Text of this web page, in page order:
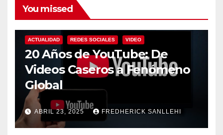
You missed
ACTUALIDAD REDES SOCIALES VIDEO
20 Años de YouTube: De
Videos Caseros a Fenómeno
Global
ABRIL 23, 2025 FREDHERICK SANLLEHI